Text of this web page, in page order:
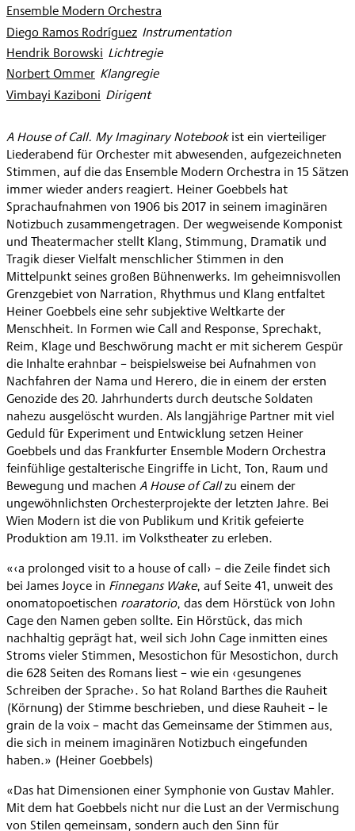
Ensemble Modern Orchestra
Diego Ramos Rodríguez
: Instrumentation
Hendrik Borowski: Lichtregie
Norbert Ommer
: Klangregie
Vimbayi Kaziboni: Dirigent
A House of Call. My Imaginary Notebookist ein vierteiliger
Liederabend für Orchester mit abwesenden, aufgezeichneten
Stimmen, auf die das Ensemble Modern Orchestra in 15 Sätzen
immer wieder anders reagiert. Heiner Goebbels hat
Sprachaufnahmen von 1906 bis 2017 in seinem imaginären
Notizbuch zusammengetragen. Der wegweisende Komponist
und Theatermacher stellt Klang, Stimmung, Dramatik und
Tragik dieser Vielfalt menschlicher Stimmen in den
Mittelpunkt seines großen Bühnenwerks. Im geheimnisvollen
Grenzgebiet von Narration, Rhythmus und Klang entfaltet
Heiner Goebbels eine sehr subjektive Weltkarte der
Menschheit. In Formen wie Call and Response, Sprechakt,
Reim, Klage und Beschwörung macht er mit sicherem Gespür
die Inhalte erahnbar – beispielsweise bei Aufnahmen von
Nachfahren der Nama und Herero, die in einem der ersten
Genozide des 20. Jahrhunderts durch deutsche Soldaten
nahezu ausgelöscht wurden. Als langjährige Partner mit viel
Geduld für Experiment und Entwicklung setzen Heiner
Goebbels und das Frankfurter Ensemble Modern Orchestra
feinfühlige gestalterische Eingriffe in Licht, Ton, Raum und
Bewegung und machen A House of Callzu einem der
ungewöhnlichsten Orchesterprojekte der letzten Jahre. Bei
Wien Modern ist die von Publikum und Kritik gefeierte
Produktion am 19.11. im Volkstheater zu erleben.
«‹a prolonged visit to a house of call› – die Zeile findet sich
bei James Joyce in Finnegans Wake, auf Seite 41, unweit des
onomatopoetischen roaratorio, das dem Hörstück von John
Cage den Namen geben sollte. Ein Hörstück, das mich
nachhaltig geprägt hat, weil sich John Cage inmitten eines
Stroms vieler Stimmen, Mesostichon für Mesostichon, durch
die 628 Seiten des Romans liest – wie ein ‹gesungenes
Schreiben der Sprache›. So hat Roland Barthes die Rauheit
(Körnung) der Stimme beschrieben, und diese Rauheit – le
grain de la voix – macht das Gemeinsame der Stimmen aus,
die sich in meinem imaginären Notizbuch eingefunden
haben.» (Heiner Goebbels)
«Das hat Dimensionen einer Symphonie von Gustav Mahler.
Mit dem hat Goebbels nicht nur die Lust an der Vermischung
von Stilen gemeinsam, sondern auch den Sinn für